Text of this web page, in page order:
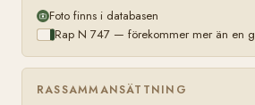
Foto finns i databasen
Rap N 747 — förekommer mer än en
RASSAMMANSÄTTNING